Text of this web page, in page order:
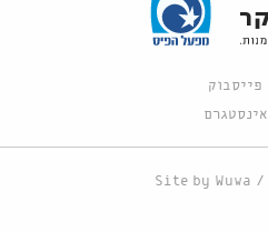
פייסבוק
אינסטגרם
Site by Wuwa /